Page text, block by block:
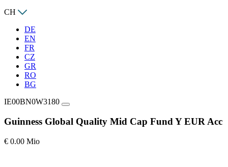
CH
DE
EN
FR
CZ
GR
RO
BG
IE00BN0W3180
Guinness Global Quality Mid Cap Fund Y EUR Acc
€ 0.00 Mio